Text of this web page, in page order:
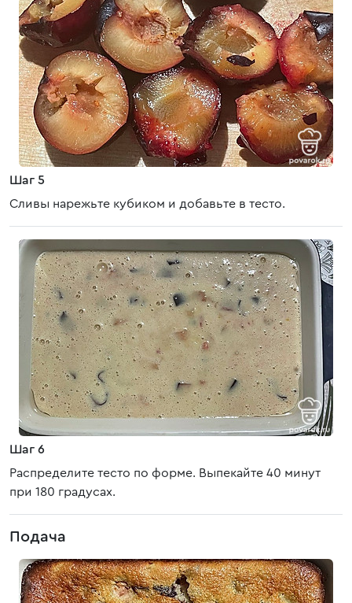
Шаг 5
Сливы нарежьте кубиком и добавьте в тесто.
Шаг 6
Распределите тесто по форме. Выпекайте 40 минут
при 180 градусах.
Подача